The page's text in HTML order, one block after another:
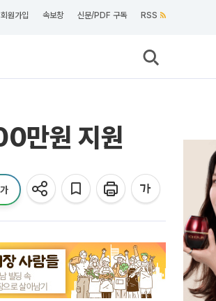
회원가입 속보창 신문/PDF 구독 RSS
만원 지원